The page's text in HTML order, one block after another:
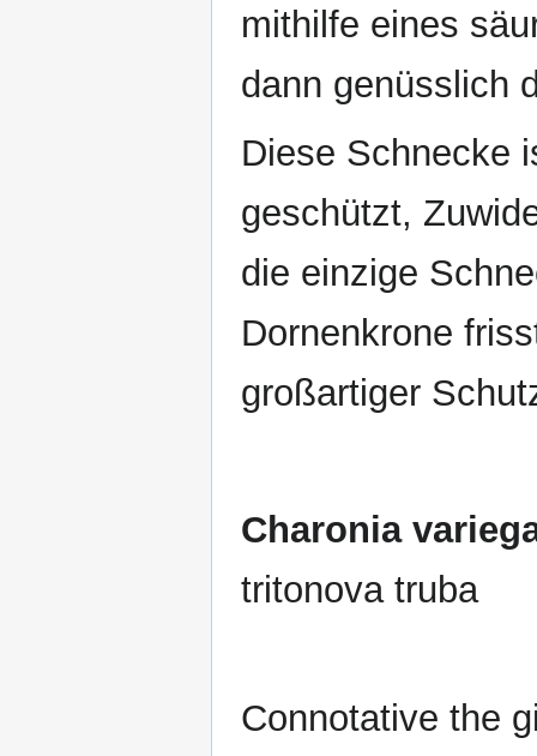
mithilfe eines
dann genüsslich
Diese Schnecke
geschützt,
die einzige
Dornenkrone
großartiger
Charonia
tritonova truba
Connotative the